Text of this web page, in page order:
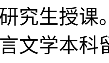
究生授课
文学本科